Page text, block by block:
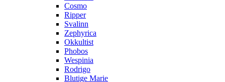
Cosmo
Ripper
Svalinn
Zephyrica
Okkultist
Phobos
Wespinia
Rodrigo
Blutige Marie